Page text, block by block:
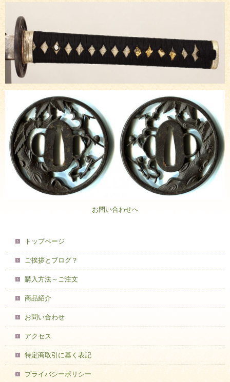
お問い合わせへ
トップページ
ご挨拶とブログ？
購入方法～ご注文
商品紹介
お問い合わせ
アクセス
特定商取引に基く表記
プライバシーポリシー